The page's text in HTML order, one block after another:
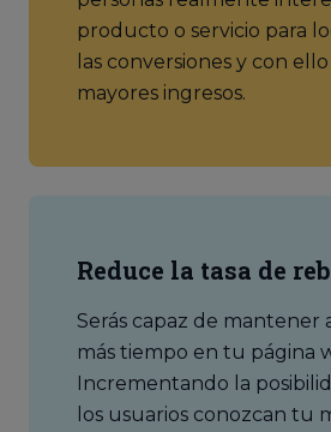
producto o servicio para
las conversiones y con
mayores ingresos.
Reduce la tasa de
Serás capaz de mantener
más tiempo en tu página
Incrementando la
los usuarios conozcan tu